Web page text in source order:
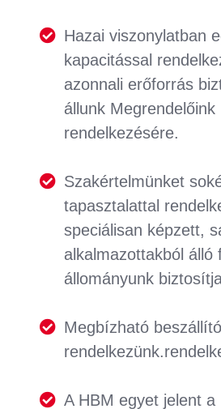
Hazai viszonylatban
kapacitással
azonnali erőforrás
állunk Megrendelőink
rendelkezésére.
Szakértelmünket
tapasztalattal
speciálisan képzett,
alkalmazottakból álló
állományunk
Megbízható
A HBM egyet jelent a